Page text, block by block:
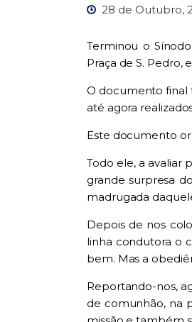
28 de Outubro,
Terminou o Sí
Praça de S. Pedro, e
O documento final
até agora
Este documento
Todo ele, a avaliar
grande surpresa
madrugada
Depois de nos
linha condutora o
bem. Mas a
Reportando-nos,
de comunhão, na